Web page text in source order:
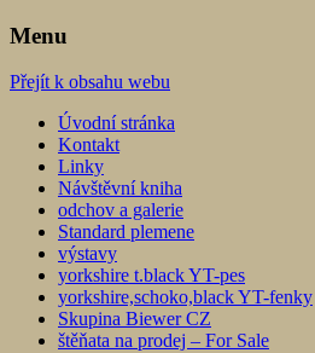
Lover's knot
Menu
Přejít k obsahu webu
Úvodní stránka
Kontakt
Linky
Návštěvní kniha
odchov a galerie
Standard plemene
výstavy
yorkshire t.black YT-pes
yorkshire,schoko,black YT-fenky
Skupina Biewer CZ
štěňata na prodej – For Sale